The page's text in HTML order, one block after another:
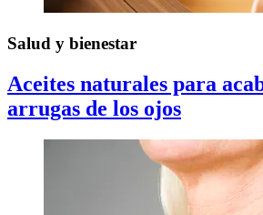
Salud y bienestar
Aceites naturales para
arrugas de los ojos